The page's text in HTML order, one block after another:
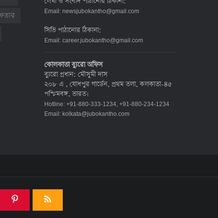
দেশে করোনায় মৃত্যু ও শনাক্ত কমেছে
৬ জুলাই ২০২২, ১৯:০২
হাজার ৯৯৮
৫ জুলাই ২০২২, ১৮:৪৭
করোনায় ২৪ ঘণ্টায় মৃত্যু ১২, শনাক্ত দুই
Email: newsjubokantho@gmail.com
সিভি পাঠানোর ঠিকানা:
Email: career.jubokantho@gmail.com
কোলকাতা ব্যুরো অফিস
ব্যুরো প্রধান: মৌসুমী দাস
২০৮ এ , যোধপুর গার্ডেন, প্রথম তলা, কলকাতা-৪৫
পশ্চিমবঙ্গ, ভারত।
Hotline: +91-880-333-1234, +91-880-234-1234
Email: kolkata@jubokantho.com